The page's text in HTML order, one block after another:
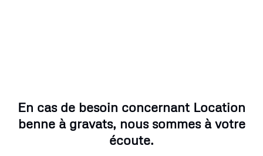
En cas de besoin concernant Location
benne à gravats, nous sommes à votre
écoute.